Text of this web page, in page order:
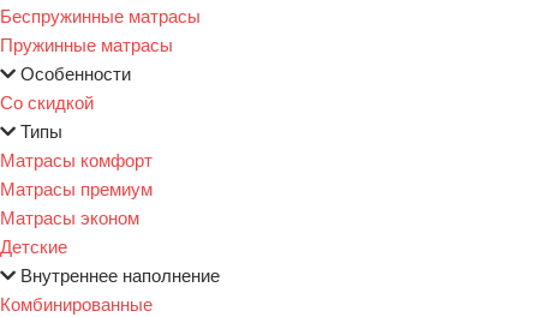
Беспружинные матрасы
Пружинные матрасы
Особенности
Со скидкой
Типы
Матрасы комфорт
Матрасы премиум
Матрасы эконом
Детские
Внутреннее наполнение
Комбинированные